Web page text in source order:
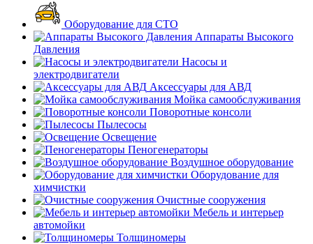
Оборудование для СТО
Аппараты Высокого
Давления
Насосы и
электродвигатели
Аксессуары для АВД
Мойка самообслуживания
Поворотные консоли
Пылесосы
Освещение
Пеногенераторы
Воздушное оборудование
Оборудование для
химчистки
Очистные сооружения
Мебель и интерьер
автомойки
Толщиномеры